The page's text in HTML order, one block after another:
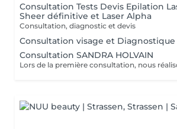
Consultation Tests Devis Epilation
Sheer définitive et Laser Alpha
Consultation, diagnostic et devis
Consultation visage et
Consultation SANDRA HOLVAIN